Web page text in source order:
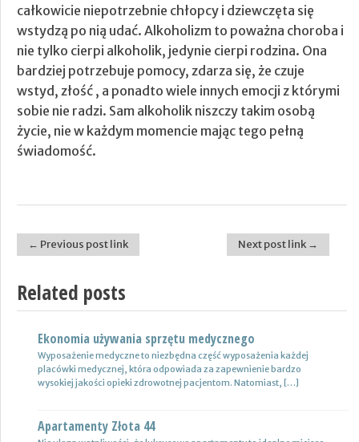
całkowicie niepotrzebnie chłopcy i dziewczęta się
wstydzą po nią udać. Alkoholizm to poważna choroba i
nie tylko cierpi alkoholik, jedynie cierpi rodzina. Ona
bardziej potrzebuje pomocy, zdarza się, że czuje
wstyd, złość , a ponadto wiele innych emocji z którymi
sobie nie radzi. Sam alkoholik niszczy takim osobą
życie, nie w każdym momencie mając tego pełną
świadomość.
Post navigation
← Previous post link Next post link →
Related posts
Ekonomia używania sprzętu medycznego
Wyposażenie medyczne to niezbędna część wyposażenia każdej
placówki medycznej, która odpowiada za zapewnienie bardzo
wysokiej jakości opieki zdrowotnej pacjentom. Natomiast, […]
Apartamenty Złota 44
Nowoczesne lampy
Nie ulega wątpliwości, że do pojazdów powinno być dobrane
oświetlenie wysokiej jakości, które zapewni wysoki poziom
bezpieczeństwa oraz podniesie komfort […]
Wynajem samochodów i naczep – usługi